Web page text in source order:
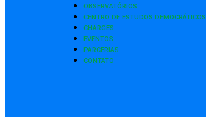
OBSERVATÓRIOS
CENTRO DE ESTUDOS DEMOCRÁTICOS
CHARGES
EVENTOS
PARCERIAS
CONTATO